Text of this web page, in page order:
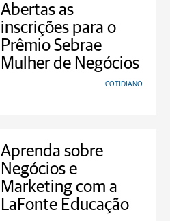
Abertas as
inscrições para o
Prêmio Sebrae
Mulher de Negócios
COTIDIANO
Aprenda sobre
Negócios e
Marketing com a
LaFonte Educação